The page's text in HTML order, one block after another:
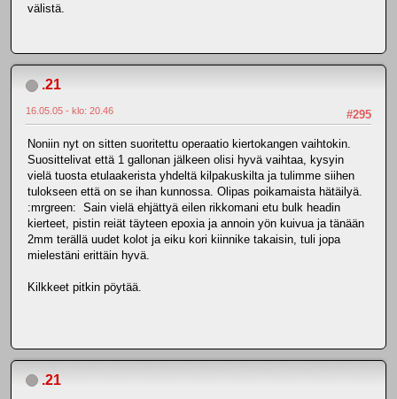
välistä.
.21
#295
16.05.05 - klo: 20.46
Noniin nyt on sitten suoritettu operaatio kiertokangen vaihtokin.
Suosittelivat että 1 gallonan jälkeen olisi hyvä vaihtaa, kysyin
vielä tuosta etulaakerista yhdeltä kilpakuskilta ja tulimme siihen
tulokseen että on se ihan kunnossa. Olipas poikamaista hätäilyä.
:mrgreen: Sain vielä ehjättyä eilen rikkomani etu bulk headin
kierteet, pistin reiät täyteen epoxia ja annoin yön kuivua ja tänään
2mm terällä uudet kolot ja eiku kori kiinnike takaisin, tuli jopa
mielestäni erittäin hyvä.
Kilkkeet pitkin pöytää.
.21